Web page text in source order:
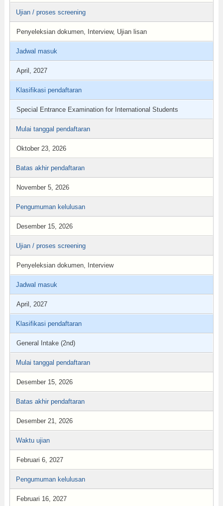
Ujian / proses screening
Penyeleksian dokumen, Interview, Ujian lisan
Jadwal masuk
April, 2027
Klasifikasi pendaftaran
Special Entrance Examination for International Students
Mulai tanggal pendaftaran
Oktober 23, 2026
Batas akhir pendaftaran
November 5, 2026
Pengumuman kelulusan
Desember 15, 2026
Ujian / proses screening
Penyeleksian dokumen, Interview
Jadwal masuk
April, 2027
Klasifikasi pendaftaran
General Intake (2nd)
Mulai tanggal pendaftaran
Desember 15, 2026
Batas akhir pendaftaran
Desember 21, 2026
Waktu ujian
Februari 6, 2027
Pengumuman kelulusan
Februari 16, 2027